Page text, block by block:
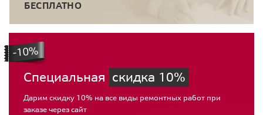
БЕСПЛАТНО
Специальная скидка 10%
Дарим скидку 10% на все виды ремонтных работ при
заказе через сайт